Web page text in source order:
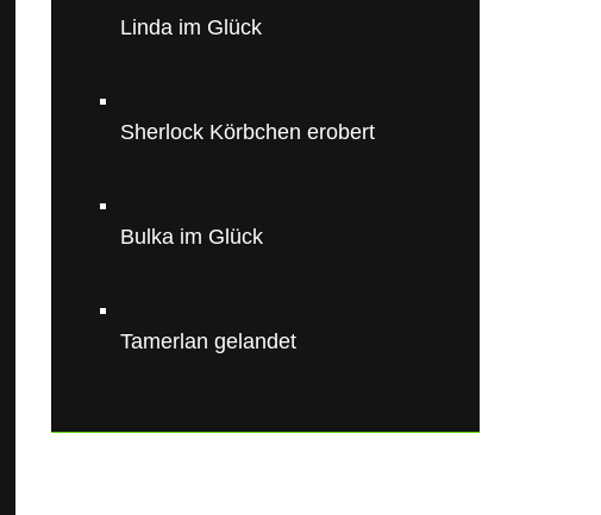
Linda im Glück
Sherlock Körbchen erobert
Bulka im Glück
Tamerlan gelandet